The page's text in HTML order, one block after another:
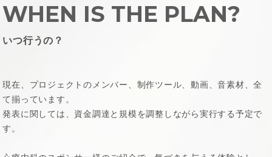
WHEN IS THE PLAN?
いつ行うの？
現在、プロジェクトのメンバー、制作ツール、動画、音素材、全
て揃っています。
発表に関しては、資金調達と規模を調整しながら実行する予定で
す。